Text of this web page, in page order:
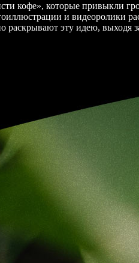
кофе», которые привыкли
и видеоролики
раскрывают эту идею, выходя